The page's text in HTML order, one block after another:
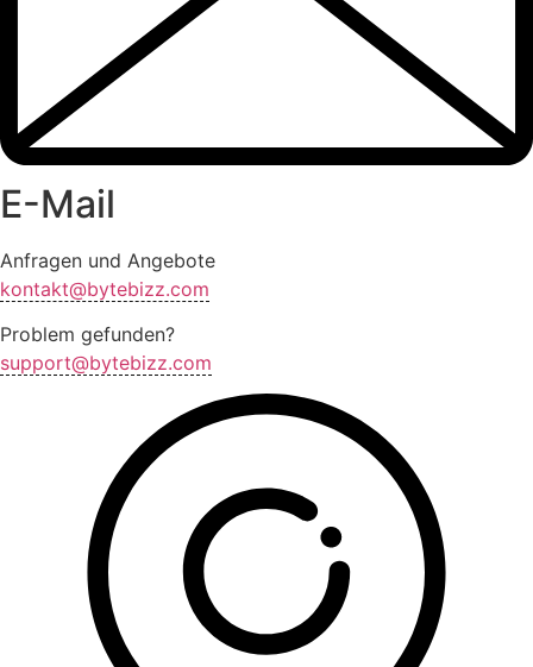
E-Mail
Anfragen und Angebote
kontakt@bytebizz.com
Problem gefunden?
support@bytebizz.com